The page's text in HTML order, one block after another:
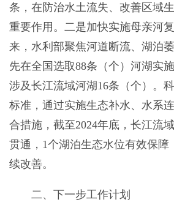
条，在防治水土流失、改善区域
重要作用。二是加快实施母亲河
来，水利部聚焦河道断流、湖泊
先在全国选取88条（个）河湖实
涉及长江流域河湖16条（个）。
标准，通过实施生态补水、水系
合措施，截至2024年底，长江流
贯通，1个湖泊生态水位有效保障
续改善。
二、下一步工作计划